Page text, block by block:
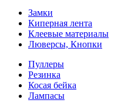
Замки
Киперная лента
Клеевые материалы
Люверсы, Кнопки
Пуллеры
Резинка
Косая бейка
Лампасы